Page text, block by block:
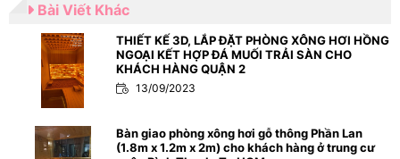
Bài Viết Khác
THIẾT KẾ 3D, LẮP ĐẶT PHÒNG XÔNG HƠI HỒNG
NGOẠI KẾT HỢP ĐÁ MUỐI TRẢI SÀN CHO
KHÁCH HÀNG QUẬN 2
13/09/2023
Bàn giao phòng xông hơi gỗ thông Phần Lan
(1.8m x 1.2m x 2m) cho khách hàng ở trung cư